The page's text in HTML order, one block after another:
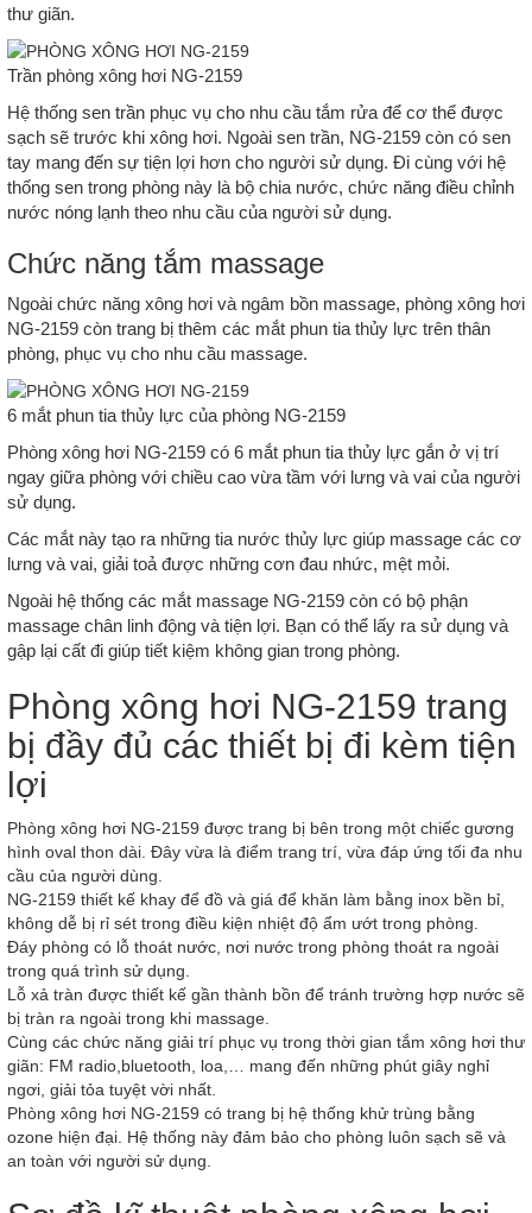
thư giãn.
Trần phòng xông hơi NG-2159
Hệ thống sen trần phục vụ cho nhu cầu tắm rửa để cơ thể được
sạch sẽ trước khi xông hơi. Ngoài sen trần, NG-2159 còn có sen
tay mang đến sự tiện lợi hơn cho người sử dụng. Đi cùng với hệ
thống sen trong phòng này là bộ chia nước, chức năng điều chỉnh
nước nóng lạnh theo nhu cầu của người sử dụng.
Chức năng tắm massage
Ngoài chức năng xông hơi và ngâm bồn massage, phòng xông hơi
NG-2159 còn trang bị thêm các mắt phun tia thủy lực trên thân
phòng, phục vụ cho nhu cầu massage.
6 mắt phun tia thủy lực của phòng NG-2159
Phòng xông hơi NG-2159 có 6 mắt phun tia thủy lực gắn ở vị trí
ngay giữa phòng với chiều cao vừa tầm với lưng và vai của người
sử dụng.
Các mắt này tạo ra những tia nước thủy lực giúp massage các cơ
lưng và vai, giải toả được những cơn đau nhức, mệt mỏi.
Ngoài hệ thống các mắt massage NG-2159 còn có bộ phận
massage chân linh động và tiện lợi. Bạn có thể lấy ra sử dụng và
gập lại cất đi giúp tiết kiệm không gian trong phòng.
Phòng xông hơi NG-2159 trang
bị đầy đủ các thiết bị đi kèm tiện
lợi
Phòng xông hơi NG-2159 được trang bị bên trong một chiếc gương
hình oval thon dài. Đây vừa là điểm trang trí, vừa đáp ứng tối đa nhu
cầu của người dùng.
NG-2159 thiết kế khay để đồ và giá để khăn làm bằng inox bền bỉ,
không dễ bị rỉ sét trong điều kiện nhiệt độ ẩm ướt trong phòng.
Đáy phòng có lỗ thoát nước, nơi nước trong phòng thoát ra ngoài
trong quá trình sử dụng.
Lỗ xả tràn được thiết kế gần thành bồn để tránh trường hợp nước sẽ
bị tràn ra ngoài trong khi massage.
Cùng các chức năng giải trí phục vụ trong thời gian tắm xông hơi thư
giãn: FM radio,bluetooth, loa,… mang đến những phút giây nghỉ
ngơi, giải tỏa tuyệt vời nhất.
Phòng xông hơi NG-2159 có trang bị hệ thống khử trùng bằng
ozone hiện đại. Hệ thống này đảm bảo cho phòng luôn sạch sẽ và
an toàn với người sử dụng.